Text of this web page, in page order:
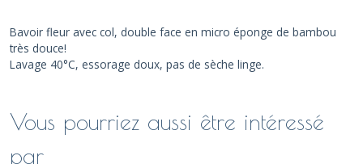
Bavoir fleur avec col, double face en micro éponge de bambou
très douce!
Lavage 40°C, essorage doux, pas de sèche linge.
Vous pourriez aussi être intéressé
par